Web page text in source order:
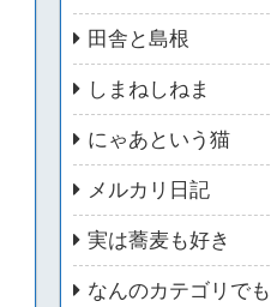
田舎と島根
しまねしねま
にゃあという猫
メルカリ日記
実は蕎麦も好き
なんのカテゴリで